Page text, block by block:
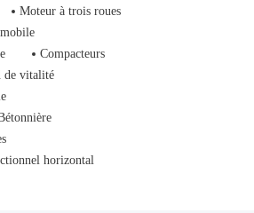
Moteur à trois roues
Compacteurs
de vitalité
horizontal